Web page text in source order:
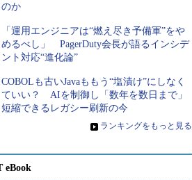
のか
「運用エンジニアは“燃え尽き予備軍”をや
めるべし」 PagerDuty会長が語るインシデ
ント対応“進化論”
COBOLも古いJavaももう“塩漬け”にしなく
ていい？ AIを制御し「数年を数日まで」
短縮できるレガシー刷新の今
» ランキングをもっと見る
eBook